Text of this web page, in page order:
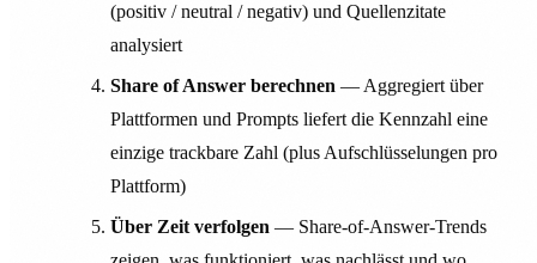
(positiv / neutral / negativ) und Quellenzitate
analysiert
Share of Answer berechnen — Aggregiert über
Plattformen und Prompts liefert die Kennzahl eine
einzige trackbare Zahl (plus Aufschlüsselungen pro
Plattform)
Über Zeit verfolgen — Share-of-Answer-Trends